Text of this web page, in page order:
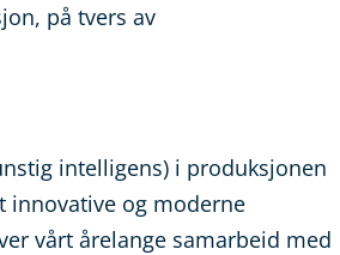
på tvers av
intelligens) i produksjonen
innovative og moderne
vårt årelange samarbeid med